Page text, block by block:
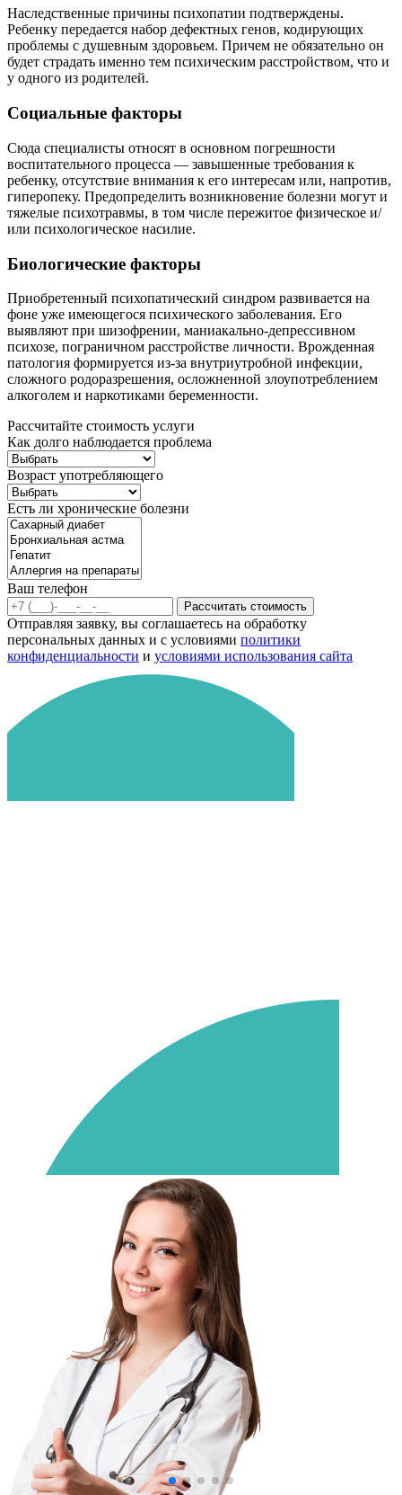
Наследственные причины психопатии подтверждены.
Ребенку передается набор дефектных генов, кодирующих
проблемы с душевным здоровьем. Причем не обязательно он
будет страдать именно тем психическим расстройством, что и
у одного из родителей.
Социальные факторы
Сюда специалисты относят в основном погрешности
воспитательного процесса — завышенные требования к
ребенку, отсутствие внимания к его интересам или, напротив,
гиперопеку. Предопределить возникновение болезни могут и
тяжелые психотравмы, в том числе пережитое физическое и/
или психологическое насилие.
Биологические факторы
Приобретенный психопатический синдром развивается на
фоне уже имеющегося психического заболевания. Его
выявляют при шизофрении, маниакально-депрессивном
психозе, пограничном расстройстве личности. Врожденная
патология формируется из-за внутриутробной инфекции,
сложного родоразрешения, осложненной злоупотреблением
алкоголем и наркотиками беременности.
Рассчитайте стоимость услуги
Как долго наблюдается проблема
Возраст употребляющего
Есть ли хронические болезни
Ваш телефон
Рассчитать стоимость
Отправляя заявку, вы соглашаетесь на обработку
персональных данных и с условиями политики
конфиденциальности и условиями использования сайта